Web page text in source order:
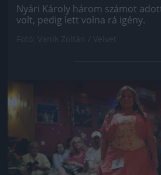
Nyári Károly három számot
volt, pedig lett volna rá igény.
Jön még